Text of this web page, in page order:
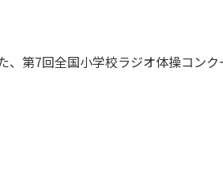
、第7回全国小学校ラジオ体操コン